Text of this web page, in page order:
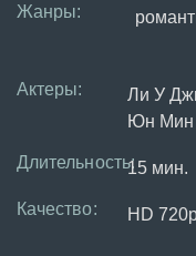
Жанры:
Актеры:
Ли У
Юн Мин
Длительность:15 мин.
Качество: HD